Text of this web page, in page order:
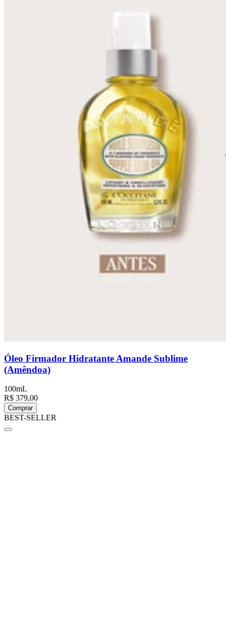
Óleo Firmador Hidratante Amande Sublime
(Amêndoa)
100mL
R$ 379,00
Comprar
BEST-SELLER